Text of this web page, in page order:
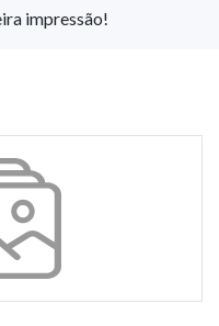
impressão!